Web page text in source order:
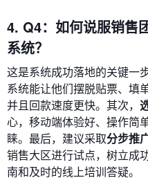
4. Q4：如何说服销售
系统？
这是系统成功落地的关键一
系统能让他们摆脱贴票、填
并且回款速度更快。其次，
心，移动端体验好、操作简
睐。最后，建议采取分步推
销售大区进行试点，树立成
南和及时的线上培训答疑。